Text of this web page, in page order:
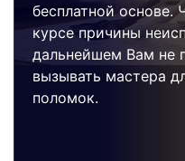
бесплатной основе.
курсе причины
дальнейшем Вам не
вызывать мастера
поломок.